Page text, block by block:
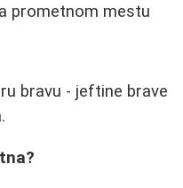
prometnom mestu
bravu - jeftine brave